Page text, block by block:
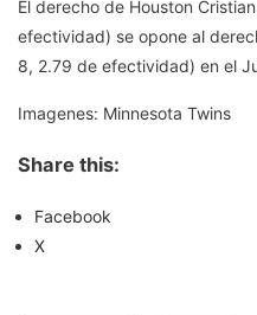
El derecho de Houston
efectividad) se opone al
8, 2.79 de efectividad) en el
Imagenes: Minnesota Twins
Share this:
Facebook
X